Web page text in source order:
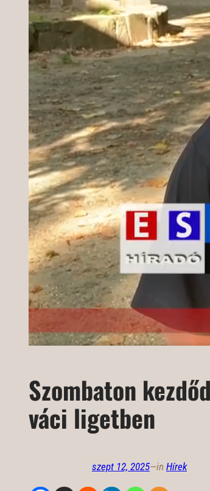
Szombaton
váci ligetben
szept 12, 2025—in Hírek